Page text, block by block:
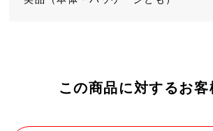
この商品に対するお客